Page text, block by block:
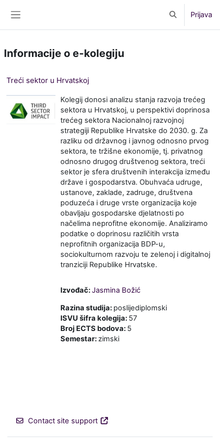
Toggle search
Prijava
Informacije o e-kolegiju
Treći sektor u Hrvatskoj
Kolegij donosi analizu stanja razvoja trećeg
sektora u Hrvatskoj, u perspektivi doprinosa
trećeg sektora Nacionalnoj razvojnoj
strategiji Republike Hrvatske do 2030. g. Za
razliku od državnog i javnog odnosno prvog
sektora, te tržišne ekonomije, tj. privatnog
odnosno drugog društvenog sektora, treći
sektor je sfera društvenih interakcija između
države i gospodarstva. Obuhvaća udruge,
ustanove, zaklade, zadruge, društvena
poduzeća i druge vrste organizacija koje
obavljaju gospodarske djelatnosti po
načelima neprofitne ekonomije. Analiziramo
podatke o doprinosu različitih vrsta
neprofitnih organizacija BDP-u,
sociokulturnom razvoju te zelenoj i digitalnoj
tranziciji Republike Hrvatske.
Izvođač:Jasmina Božić
Razina studija: poslijediplomski
ISVU šifra kolegija: 57
Broj ECTS bodova: 5
Semestar:zimski
Contact site support